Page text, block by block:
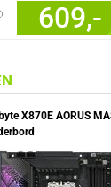
609,-
X870E AORUS